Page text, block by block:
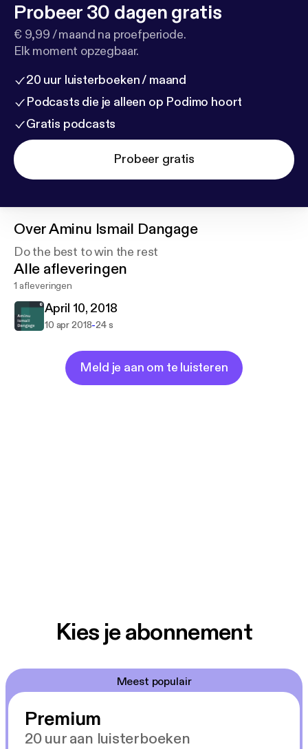
Probeer 30 dagen gratis
€ 9,99 / maand na proefperiode.
Elk moment opzegbaar.
20 uur luisterboeken / maand
Podcasts die je alleen op Podimo hoort
Gratis podcasts
Probeer gratis
OverAminu Ismail Dangage
Do the best to win the rest
Alle afleveringen
1 afleveringen
April 10, 2018
10 apr 2018-24 s
Meld je aan om te luisteren
Kies je abonnement
Meest populair
Premium
20 uur aan luisterboeken